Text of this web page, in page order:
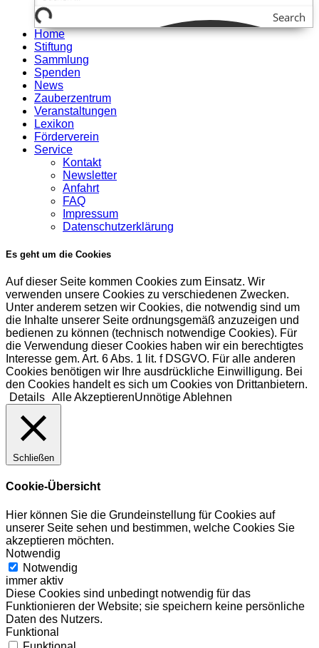
Search
Home
Stiftung
Sammlung
Spenden
News
Zauberzentrum
Veranstaltungen
Lexikon
Förderverein
Service
Kontakt
Newsletter
Anfahrt
FAQ
Impressum
Datenschutzerklärung
Es geht um die Cookies
Auf dieser Seite kommen Cookies zum Einsatz. Wir
verwenden unsere Cookies zu verschiedenen Zwecken.
Unter anderem setzen wir Cookies, die notwendig sind um
die Inhalte unserer Seite ordnungsgemäß anzuzeigen und
bedienen zu können (technisch notwendige Cookies). Für
die Verwendung dieser Cookies haben wir ein berechtigtes
Interesse gem. Art. 6 Abs. 1 lit. f DSGVO. Für alle anderen
Cookies benötigen wir Ihre ausdrückliche Einwilligung. Bei
den Cookies handelt es sich um Cookies von Drittanbietern.
Details Alle AkzeptierenUnnötige Ablehnen
Schließen
Cookie-Übersicht
Hier können Sie die Grundeinstellung für Cookies auf
unserer Seite sehen und bestimmen, welche Cookies Sie
akzeptieren möchten.
Notwendig
Notwendig
immer aktiv
Diese Cookies sind unbedingt notwendig für das
Funktionieren der Website; sie speichern keine persönliche
Daten des Nutzers.
Funktional